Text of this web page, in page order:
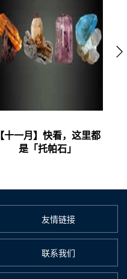
【十一月】快看，这里都
是「托帕石」
友情链接
联系我们